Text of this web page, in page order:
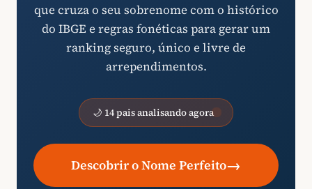
que cruza o seu sobrenome com o histórico
do IBGE e regras fonéticas para gerar um
ranking seguro, único e livre de
arrependimentos.
🌙 14 pais analisando agora
Descobrir o Nome Perfeito→